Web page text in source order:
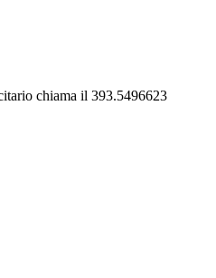
chiama il 393.5496623